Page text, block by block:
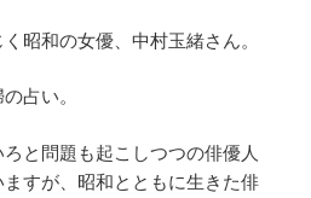
昭和の女優、中村玉緒さん。
占い。
と問題も起こしつつの俳優人
すが、昭和とともに生きた俳